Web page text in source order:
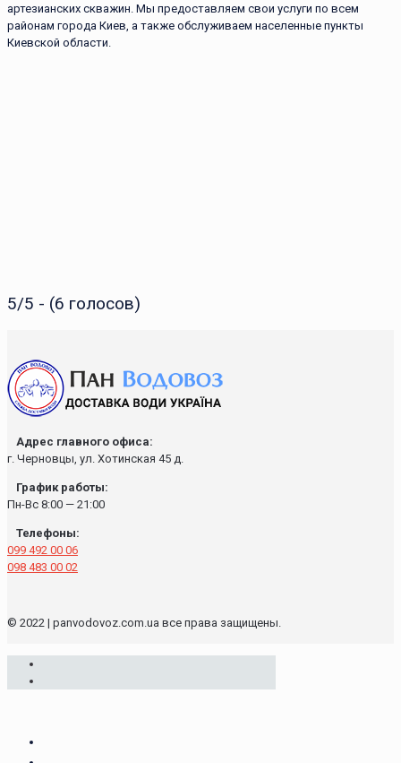
артезианских скважин. Мы предоставляем свои услуги по всем
районам города Киев, а также обслуживаем населенные пункты
Киевской области.
5/5 - (6 голосов)
Адрес главного офиса:
г. Черновцы, ул. Хотинская 45 д.
График работы:
Пн-Вс 8:00 — 21:00
Телефоны:
099 492 00 06
098 483 00 02
© 2022 | panvodovoz.com.ua все права защищены.